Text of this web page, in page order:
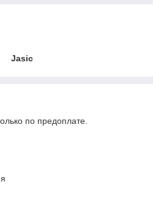
Jasic
по предоплате.